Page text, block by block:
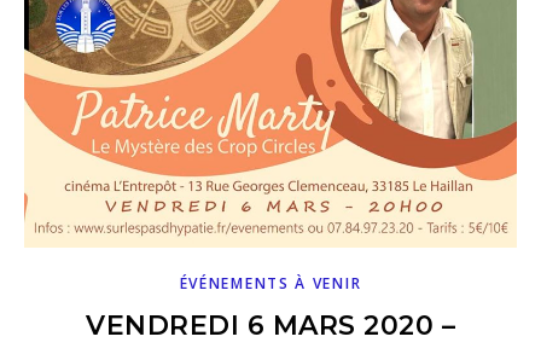
ÉVÉNEMENTS À VENIR
VENDREDI 6 MARS 2020 –